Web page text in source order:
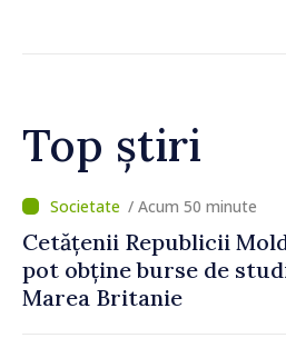
Top știri
/ Acum 24 minute
Speakerul Igor Grosu, la
Forumul Diasporei:
„Republica Moldova